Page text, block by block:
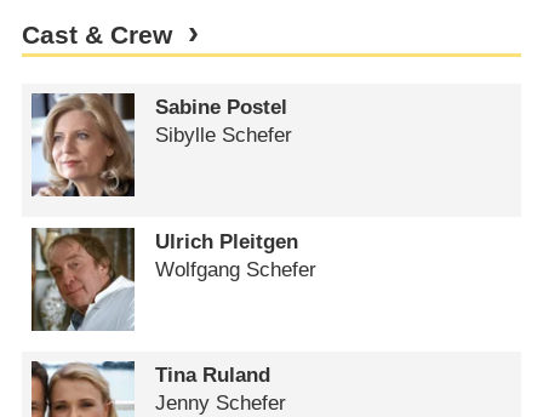
Cast & Crew
Sabine Postel
Sibylle Schefer
Ulrich Pleitgen
Wolfgang Schefer
Tina Ruland
Jenny Schefer